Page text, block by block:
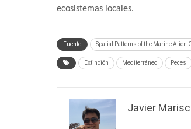
ecosistemas locales.
Fuente Spatial Patterns of the Marine Alien
Extinción Mediterráneo Peces
Javier